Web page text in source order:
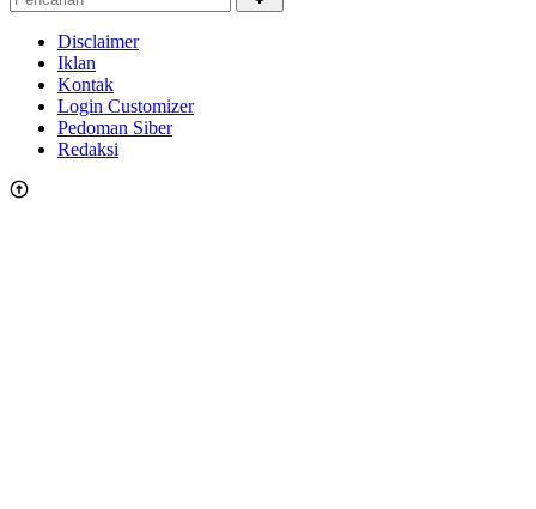
Disclaimer
Iklan
Kontak
Login Customizer
Pedoman Siber
Redaksi